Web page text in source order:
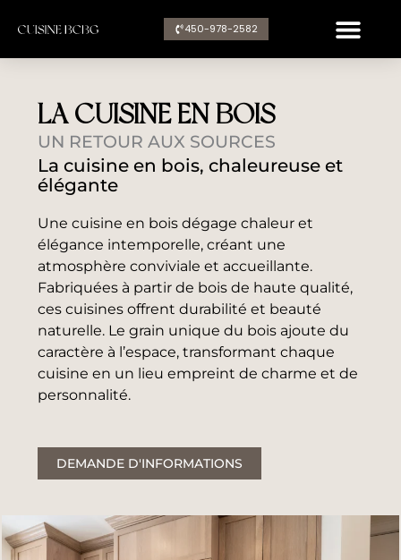
450-978-2582​
LA CUISINE EN BOIS
UN RETOUR AUX SOURCES
La cuisine en bois, chaleureuse et
élégante
Une cuisine en bois dégage chaleur et
élégance intemporelle, créant une
atmosphère conviviale et accueillante.
Fabriquées à partir de bois de haute qualité,
ces cuisines offrent durabilité et beauté
naturelle. Le grain unique du bois ajoute du
caractère à l’espace, transformant chaque
cuisine en un lieu empreint de charme et de
personnalité.
DEMANDE D'INFORMATIONS